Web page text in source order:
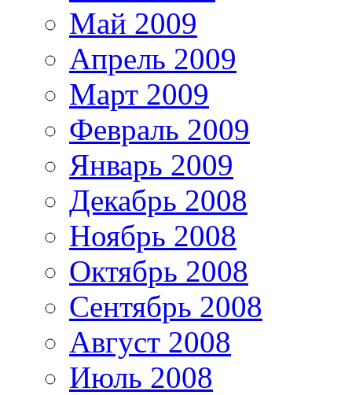
Май 2009
Апрель 2009
Март 2009
Февраль 2009
Январь 2009
Декабрь 2008
Ноябрь 2008
Октябрь 2008
Сентябрь 2008
Август 2008
Июль 2008